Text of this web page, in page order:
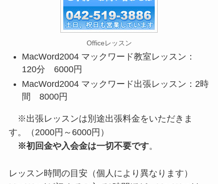
Officeレッスン
MacWord2004 マックワード教室レッスン：
120分 6000円
MacWord2004 マックワード出張レッスン：2時
間 8000円
※出張レッスンは別途出張料金をいただきま
す。（2000円～6000円）
※初回金や入会金は一切不要です。
レッスン時間の目安（個人により異なります）